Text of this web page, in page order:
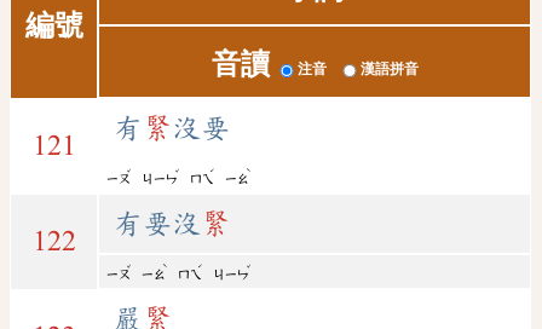
編號
音讀 注音 漢語拼音
121
有 緊沒要
ㄧㄡ
ˇ
ㄐㄧㄣ
ˇ
ㄇㄟ
ˊ
ㄧㄠ
ˋ
122
有要沒 緊
ㄧㄡ
ˇ
ㄧㄠ
ˋ
ㄇㄟ
ˊ
ㄐㄧㄣ
ˇ
嚴 緊